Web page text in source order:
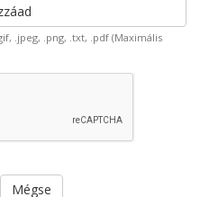
.jpeg, .png, .txt, .pdf (Maximális
Mégse